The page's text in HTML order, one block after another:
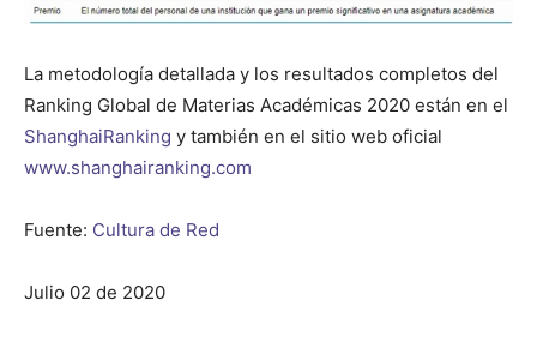
La metodología detallada y los resultados completos del
Ranking Global de Materias Académicas 2020 están en el
ShanghaiRanking y también en el sitio web oficial
www.shanghairanking.com
Fuente: Cultura de Red
Julio 02 de 2020